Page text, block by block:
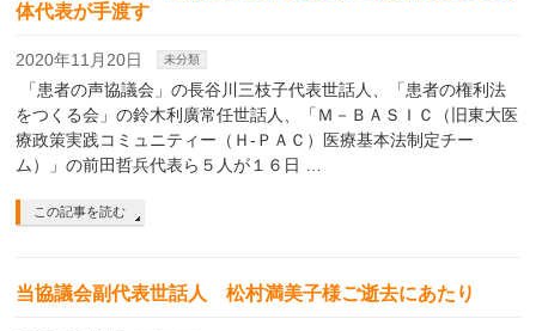
体代表が手渡す
2020年11月20日 未分類
「患者の声協議会」の長谷川三枝子代表世話人、「患者の権利法
をつくる会」の鈴木利廣常任世話人、「Ｍ－ＢＡＳＩＣ（旧東大医
療政策実践コミュニティー（Ｈ-ＰＡＣ）医療基本法制定チー
ム）」の前田哲兵代表ら５人が１６日 …
この記事を読む
当協議会副代表世話人 松村満美子様ご逝去にあたり